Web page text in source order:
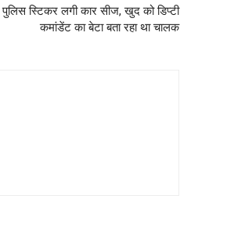
स्टिकर लगी कार सीज, खुद को डिप्टी
कमांडेंट का बेटा बता रहा था चालक